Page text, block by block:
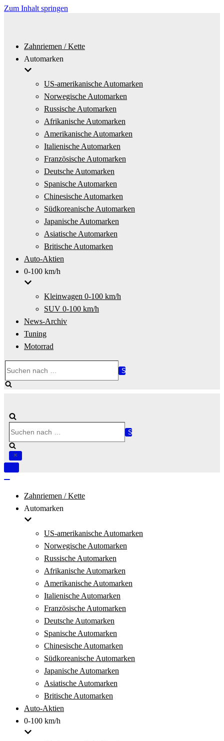
Zum Inhalt springen
Zahnriemen / Kette
Automarken
US-amerikanische Automarken
Norwegische Automarken
Russische Automarken
Afrikanische Automarken
Amerikanische Automarken
Italienische Automarken
Französische Automarken
Deutsche Automarken
Spanische Automarken
Chinesische Automarken
Südkoreanische Automarken
Japanische Automarken
Asiatische Automarken
Britische Automarken
Auto-Aktien
0-100 km/h
Kleinwagen 0-100 km/h
SUV 0-100 km/h
News-Archiv
Tuning
Motorrad
nach …
nach …
Navigation
Zahnriemen / Kette
Automarken
US-amerikanische Automarken
Norwegische Automarken
Russische Automarken
Afrikanische Automarken
Amerikanische Automarken
Italienische Automarken
Französische Automarken
Deutsche Automarken
Spanische Automarken
Chinesische Automarken
Südkoreanische Automarken
Japanische Automarken
Asiatische Automarken
Britische Automarken
Auto-Aktien
0-100 km/h